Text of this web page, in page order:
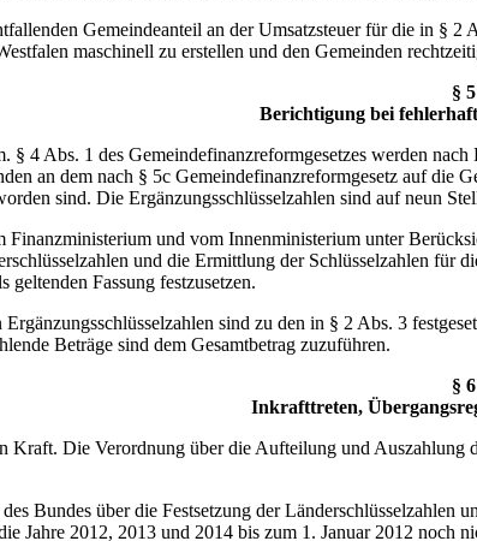
Gemeindeanteil an der Umsatzsteuer für die in
maschinell zu erstellen und den Gemeinden
§ 5
Berichtigung bei
4 Abs. 1 des Gemeindefinanzreformgesetzes werden
an dem nach § 5c Gemeindefinanzreformgesetz auf die
sind. Die Ergänzungsschlüsselzahlen sind auf neun
Finanzministerium und vom Innenministerium unter
und die Ermittlung der Schlüsselzahlen für
geltenden Fassung festzusetzen.
sind zu den in § 2 Abs. 3
Beträge sind dem Gesamtbetrag zuzuführen.
§ 6
Inkrafttreten,
Kraft. Die Verordnung über die Aufteilung und
Bundes über die Festsetzung der
Jahre 2012, 2013 und 2014 bis zum 1. Januar 2012